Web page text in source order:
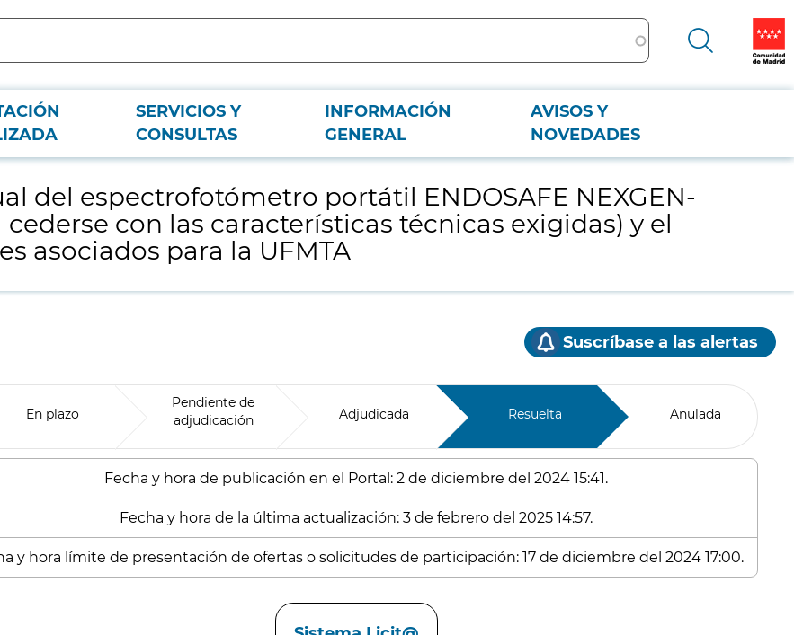
SERVICIOS Y
CONSULTAS
INFORMACIÓN
GENERAL
AVISOS Y
NOVEDADES
NEXGEN-PTS (o el equipo que pudiera cederse con las características técnicas exigidas) y el suministro de los consumibles asociados para
del espectrofotómetro portátil ENDOSAFE NEXGEN-
con las características técnicas exigidas) y el
asociados para la UFMTA
Suscríbase a las alertas
En plazo
Pendiente de
adjudicación
Adjudicada Resuelta Anulada
Fecha y hora de publicación en el Portal: 2 de diciembre del 2024 15:41.
Fecha y hora de la última actualización: 3 de febrero del 2025 14:57.
y hora límite de presentación de ofertas o solicitudes de participación: 17 de diciembre del 2024 17:00.